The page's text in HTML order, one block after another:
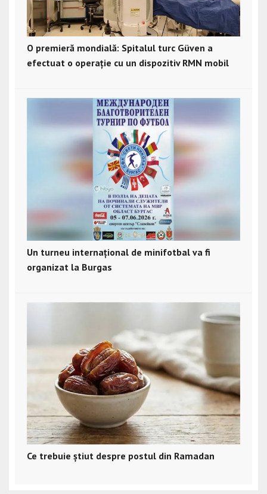
O premieră mondială: Spitalul turc Güven a
efectuat o operație cu un dispozitiv RMN mobil
Un turneu internațional de minifotbal va fi
organizat la Burgas
Ce trebuie știut despre postul din Ramadan